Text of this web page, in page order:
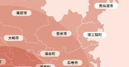
年の無機塗装で新築のような